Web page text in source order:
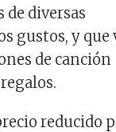
de diversas
gustos, y que
de canción
reducido